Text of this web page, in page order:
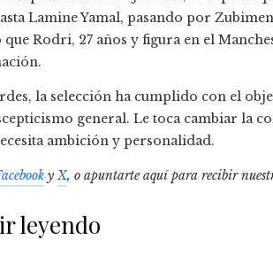
Lamine Yamal, pasando por
que Rodri, 27 años y figura en el
la selección ha cumplido con el
general. Le toca cambiar la
ambición y personalidad.
yX, o apuntarte aquí para recibir
leyendo